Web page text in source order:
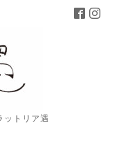
トリア遇